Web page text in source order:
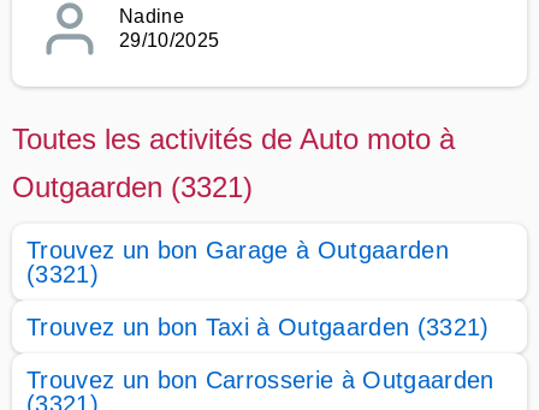
Nadine
29/10/2025
Toutes les activités de Auto moto à
Outgaarden (3321)
Trouvez un bon Garage à Outgaarden
(3321)
Trouvez un bon Taxi à Outgaarden (3321)
Trouvez un bon Carrosserie à Outgaarden
(3321)